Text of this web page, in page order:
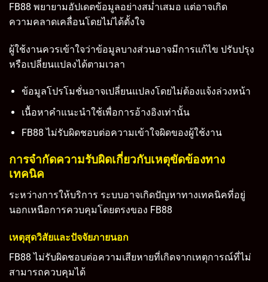
FB88 พยายามอัปเดตข้อมูลอย่างสม่ำเสมอ แต่อาจเกิด
ความคลาดเคลื่อนโดยไม่ได้ตั้งใจ
ผู้ใช้งานควรเข้าใจว่าข้อมูลบางส่วนอาจมีการแก้ไข ปรับปรุง
หรือเปลี่ยนแปลงได้ตามเวลา
ข้อมูลโปรโมชั่นอาจเปลี่ยนแปลงโดยไม่ต้องแจ้งล่วงหน้า
เนื้อหาคำแนะนำใช้เพื่อการอ้างอิงเท่านั้น
FB88 ไม่รับผิดชอบต่อความเข้าใจผิดของผู้ใช้งาน
การจำกัดความรับผิดเกี่ยวกับเหตุขัดข้องทาง
เทคนิค
ระหว่างการให้บริการ ระบบอาจเกิดปัญหาทางเทคนิคที่อยู่
นอกเหนือการควบคุมโดยตรงของ FB88
เหตุสุดวิสัยและปัจจัยภายนอก
FB88 ไม่รับผิดชอบต่อความเสียหายที่เกิดจากเหตุการณ์ที่ไม่
สามารถควบคุมได้